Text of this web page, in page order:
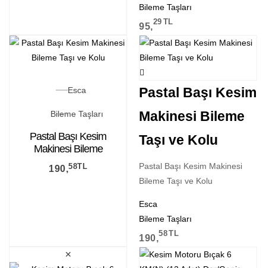
Bileme Taşları
95,29 TL
Esca
Bileme Taşları
Pastal Başı Kesim
Makinesi Bileme
Taşı ve Kolu
190,58TL
Pastal Başı Kesim
Makinesi Bileme
Taşı ve Kolu
Pastal Başı Kesim Makinesi
Bileme Taşı ve Kolu
Esca
Bileme Taşları
190,58TL
✕